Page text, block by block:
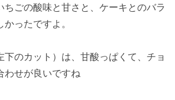
ちごの酸味と甘さと、ケーキとのバラ
ったですよ。
下のカット）は、甘酸っぱくて、チョ
わせが良いですね